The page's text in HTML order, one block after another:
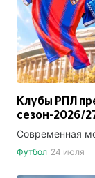
Клубы РПЛ
сезон-2026/
Современная
Футбол 24 июля